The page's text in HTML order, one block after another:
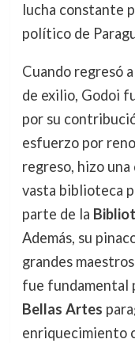
lucha constante
político de
Cuando regresó
de exilio, Godoi
por su
esfuerzo por
regreso, hizo
vasta biblioteca
parte de la
Además, su
grandes
fue fundamental
Bellas Artes
enriquecimiento